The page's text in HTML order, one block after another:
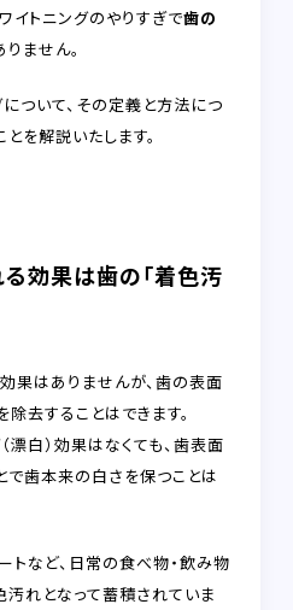
イトニングのやりすぎで歯の
ません。
ついて、その定義と方法につ
を解説いたします。
効果は歯の「着色汚
果はありませんが、歯の表面
除去することはできます。
漂白）効果はなくても、歯表面
で歯本来の白さを保つことは
トなど、日常の食べ物・飲み物
れとなって蓄積されていま